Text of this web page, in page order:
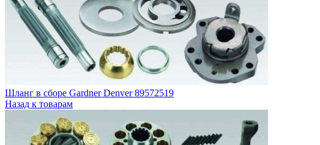
Гидравлические фильтры
Разделение конденсата
О компании
Контакты
Шланг в сборе Gardner Denver 89572519
Назад к товарам